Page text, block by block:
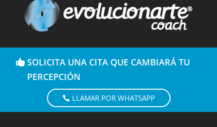
SOLICITA UNA CITA QUE CAMBIARÁ TU
PERCEPCIÓN
LLAMAR POR WHATSAPP